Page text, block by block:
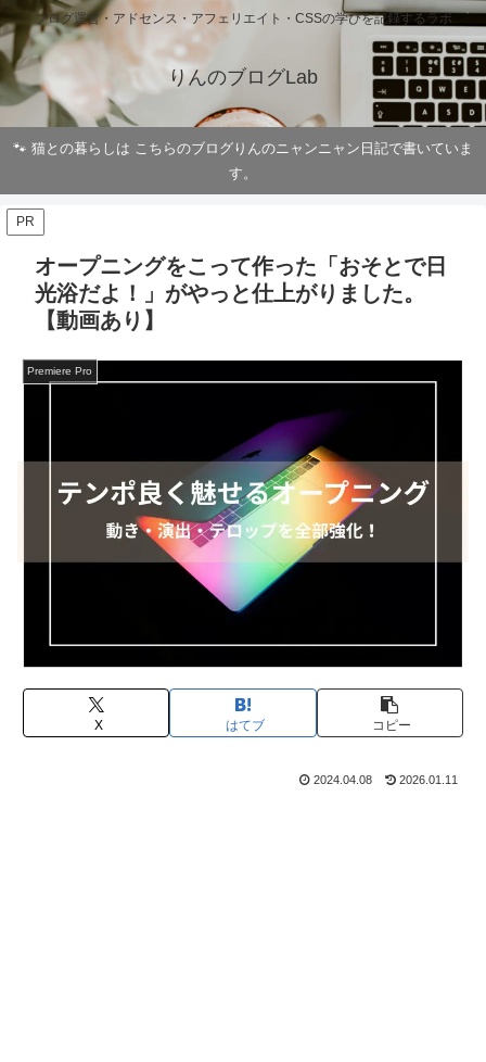
ブログ運営・アドセンス・アフェリエイト・CSSの学びを記録するラボ
りんのブログLab
🐾 猫との暮らしは こちらのブログりんのニャンニャン日記で書いていま
す。
PR
オープニングをこって作った「おそとで日
光浴だよ！」がやっと仕上がりました。
【動画あり】
Premiere Pro
X はてブ コピー
2024.04.08 2026.01.11